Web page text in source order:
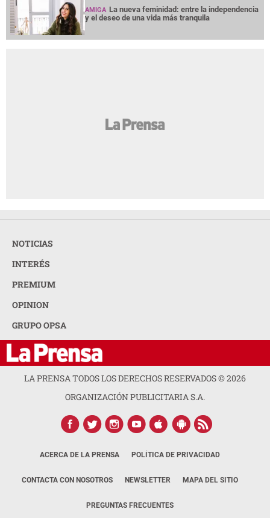
AMIGA La nueva feminidad: entre la independencia
y el deseo de una vida más tranquila
NOTICIAS
INTERÉS
PREMIUM
OPINION
GRUPO OPSA
LA PRENSA TODOS LOS DERECHOS RESERVADOS ©2026
ORGANIZACIÓN PUBLICITARIA S.A.
ACERCA DE LA PRENSA POLÍTICA DE PRIVACIDAD
CONTACTA CON NOSOTROS NEWSLETTER MAPA DEL SITIO
PREGUNTAS FRECUENTES